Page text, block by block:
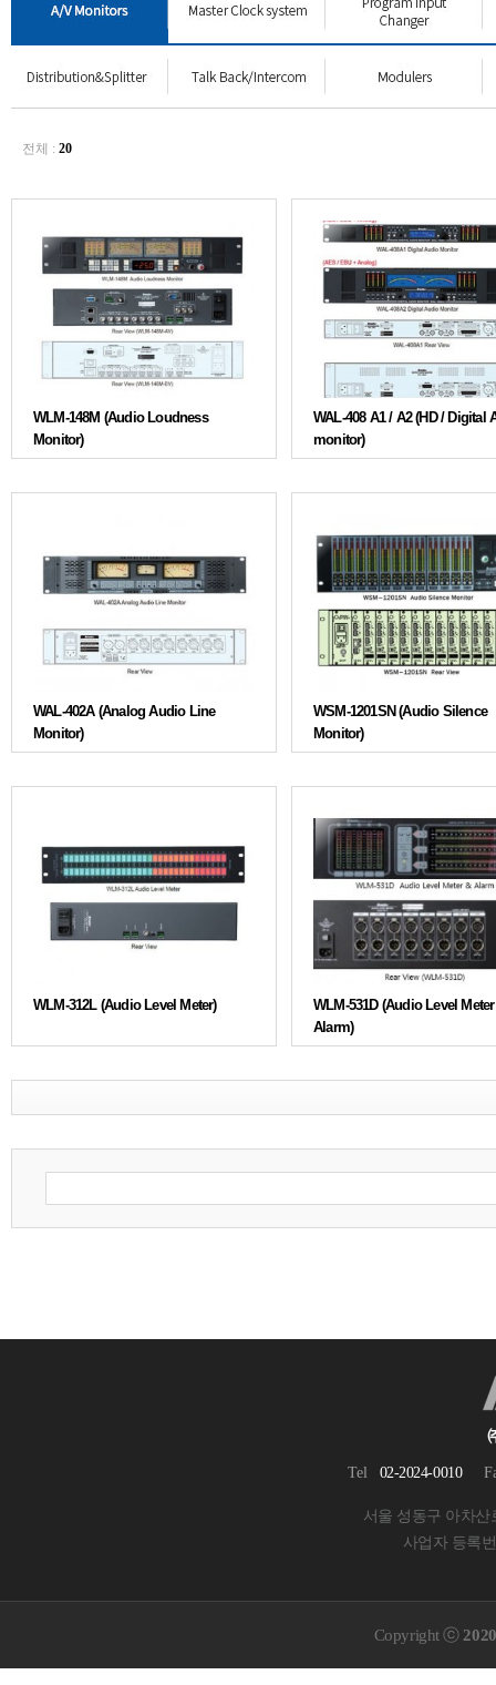
전체 : 20
WLM-148M (Audio Loudness
Monitor)
WAL-408 A1 / A2 (HD / Digital
monitor)
WAL-402A (Analog Audio Line
Monitor)
WSM-1201SN (Audio Silence
Monitor)
WLM-312L (Audio Level Meter)
WLM-531D (Audio Level
Alarm)
Tel 02-2024-0010
서울 성동구 아차산
사업자 등록
Copyright ⓒ